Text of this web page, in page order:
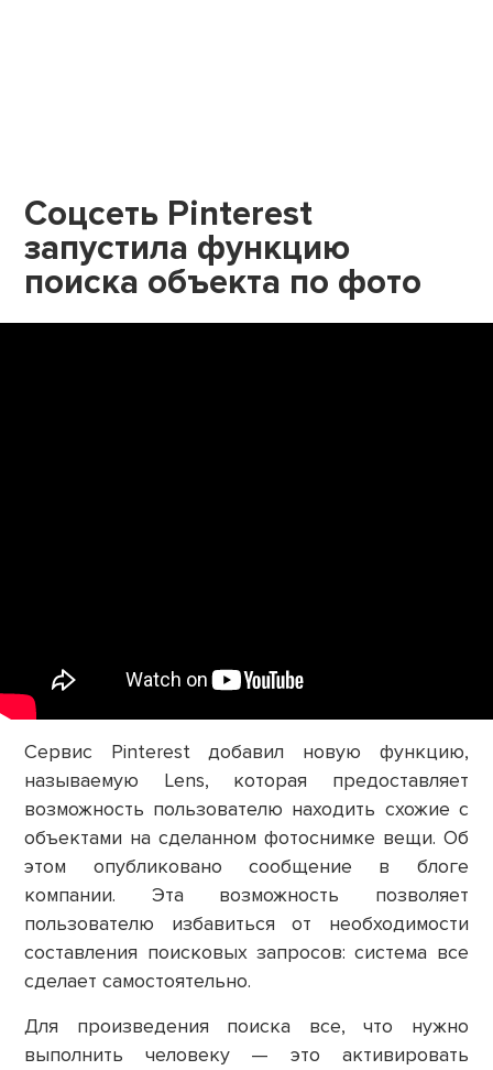
Соцсеть Pinterest
запустила функцию
поиска объекта по фото
Сервис Pinterest добавил новую функцию,
называемую Lens, которая предоставляет
возможность пользователю находить схожие с
объектами на сделанном фотоснимке вещи. Об
этом опубликовано сообщение в блоге
компании. Эта возможность позволяет
пользователю избавиться от необходимости
составления поисковых запросов: система все
сделает самостоятельно.
Для произведения поиска все, что нужно
выполнить человеку — это активировать